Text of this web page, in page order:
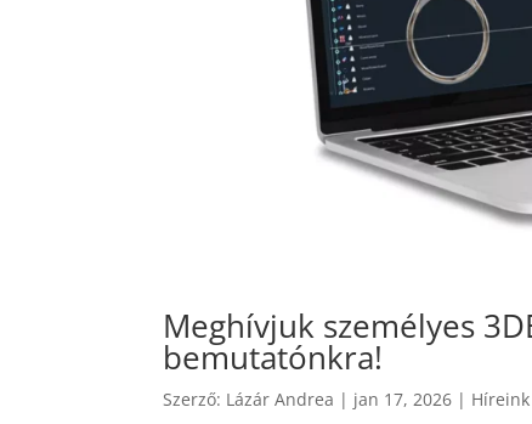
Meghívjuk személyes
bemutatónkra!
Szerző: Lázár Andrea | jan 17, 2026 | Híreink